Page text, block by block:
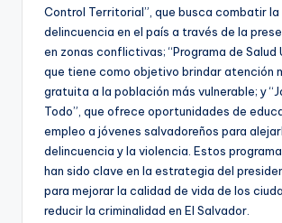
Control Territorial”, que busca combatir la
delincuencia en el país a través de la
en zonas conflictivas; “Programa de Salud
que tiene como objetivo brindar atención
gratuita a la población más vulnerable; y
Todo”, que ofrece oportunidades de
empleo a jóvenes salvadoreños para
delincuencia y la violencia. Estos
han sido clave en la estrategia del
para mejorar la calidad de vida de los
reducir la criminalidad en El Salvador.